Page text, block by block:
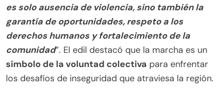
es solo ausencia de violencia, sino también la
garantía de oportunidades, respeto a los
derechos humanos y fortalecimiento de la
comunidad”. El edil destacó que la marcha es un
símbolo de la voluntad colectiva para enfrentar
los desafíos de inseguridad que atraviesa la región.